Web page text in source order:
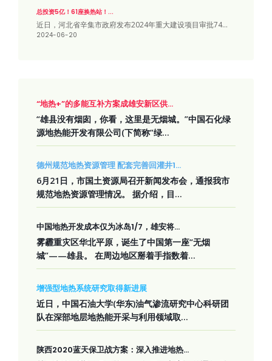
总投资5亿！61座换热站！...
近日，河北省辛集市政府发布2024年重大建设项目审批74...
2024-06-20
“地热+”的多能互补方案成雄安新区供...
“雄县没有烟囱，你看，这里是无烟城。”中国石化绿
源地热能开发有限公司(下简称“绿...
德州规范地热资源管理 配套完善回灌井1...
6月21日，市国土资源局召开新闻发布会，通报我市
规范地热资源管理情况。 据介绍，目...
中国地热开发成本仅为冰岛1/7，雄安将...
雾霾重灾区华北平原，诞生了中国第一座“无烟
城”——雄县。 在周边地区掰着手指数着...
增强型地热系统研究取得新进展
近日，中国石油大学(华东)油气渗流研究中心科研团
队在深部地层地热能开采与利用领域取...
陕西2020蓝天保卫战方案：深入推进地热...